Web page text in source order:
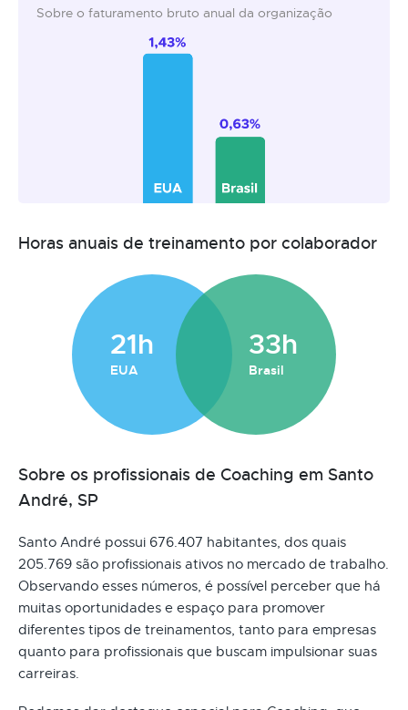
Sobre o faturamento bruto anual da organização
Horas anuais de treinamento por colaborador
21h
EUA
33h
Brasil
Sobre os profissionais de Coaching em Santo
André, SP
Santo André possui 676.407 habitantes, dos quais
205.769 são profissionais ativos no mercado de trabalho.
Observando esses números, é possível perceber que há
muitas oportunidades e espaço para promover
diferentes tipos de treinamentos, tanto para empresas
quanto para profissionais que buscam impulsionar suas
carreiras.